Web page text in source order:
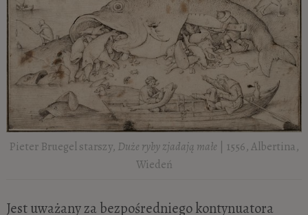
Pieter Bruegel starszy, Duże ryby zjadają małe | 1556, Albertina,
Wiedeń
Jest uważany za bezpośredniego kontynuatora